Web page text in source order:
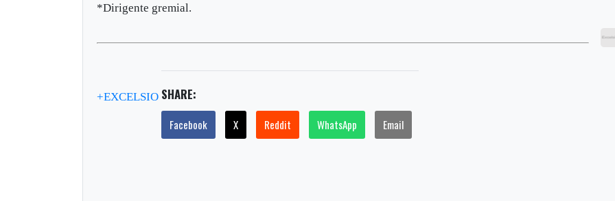
*Dirigente gremial.
+EXCELSIO SHARE:
Facebook X Reddit WhatsApp Email